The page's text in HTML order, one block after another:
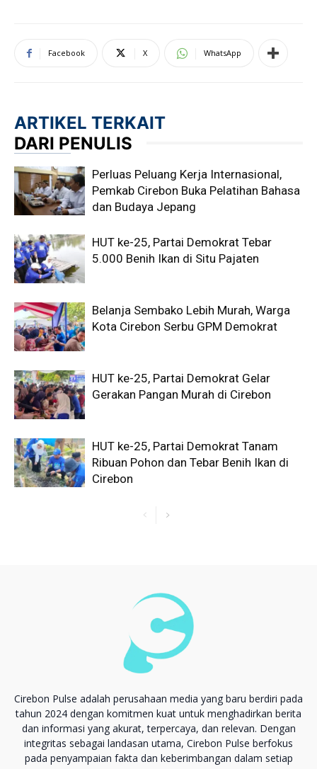
Facebook X WhatsApp
ARTIKEL TERKAIT
DARI PENULIS
Perluas Peluang Kerja Internasional,
Pemkab Cirebon Buka Pelatihan Bahasa
dan Budaya Jepang
HUT ke-25, Partai Demokrat Tebar
5.000 Benih Ikan di Situ Pajaten
Belanja Sembako Lebih Murah, Warga
Kota Cirebon Serbu GPM Demokrat
HUT ke-25, Partai Demokrat Gelar
Gerakan Pangan Murah di Cirebon
HUT ke-25, Partai Demokrat Tanam
Ribuan Pohon dan Tebar Benih Ikan di
Cirebon
Cirebon Pulse adalah perusahaan media yang baru berdiri pada
tahun 2024 dengan komitmen kuat untuk menghadirkan berita
dan informasi yang akurat, terpercaya, dan relevan. Dengan
integritas sebagai landasan utama, Cirebon Pulse berfokus
pada penyampaian fakta dan keberimbangan dalam setiap